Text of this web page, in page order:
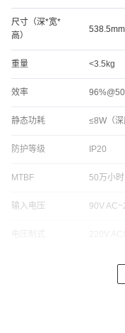
尺寸（深*宽*
高）
重量 <3.5kg
效率
静态功耗 ≤8W（深
防护等级 IP20
MTBF 50万小时
输入电压 90V
50/60Hz
≥0.99（